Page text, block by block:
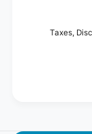
Taxes,